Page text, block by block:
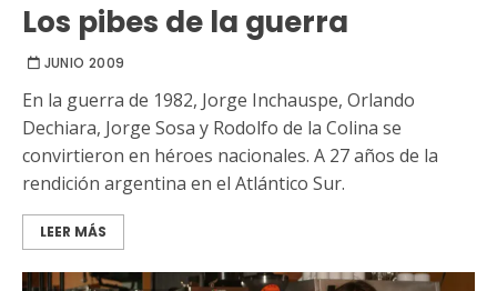
Los pibes de la guerra
JUNIO 2009
En la guerra de 1982, Jorge Inchauspe, Orlando
Dechiara, Jorge Sosa y Rodolfo de la Colina se
convirtieron en héroes nacionales. A 27 años de la
rendición argentina en el Atlántico Sur.
LEER MÁS